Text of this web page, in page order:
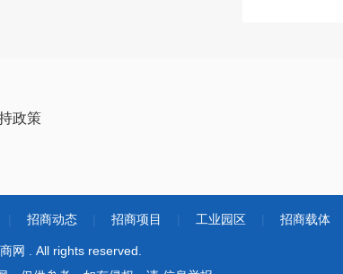
政策
招商动态 招商项目 工业园区 招商载体
网 . All rights reserved.